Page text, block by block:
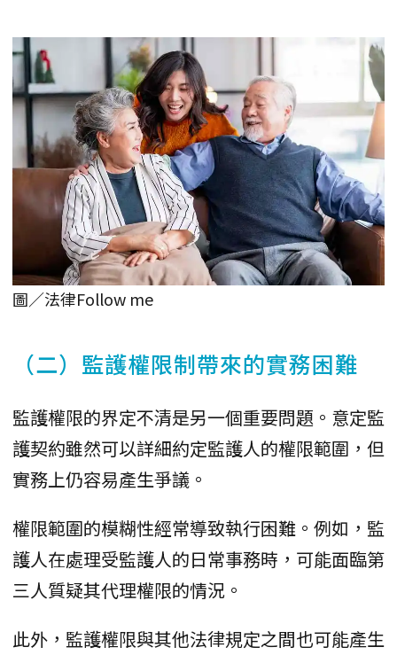
圖／法律Follow me
（二）監護權限制帶來的實務困難
監護權限的界定不清是另一個重要問題。意定監
護契約雖然可以詳細約定監護人的權限範圍，但
實務上仍容易產生爭議。
權限範圍的模糊性經常導致執行困難。例如，監
護人在處理受監護人的日常事務時，可能面臨第
三人質疑其代理權限的情況。
此外，監護權限與其他法律規定之間也可能產生